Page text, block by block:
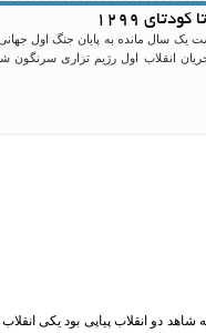
کسری در سال ۱۹۱۷ درست یک سال مانده به
انقلاب اول رژیم تزاری سرنگون
شاهد دو انقلاب پیاپی بود یکی